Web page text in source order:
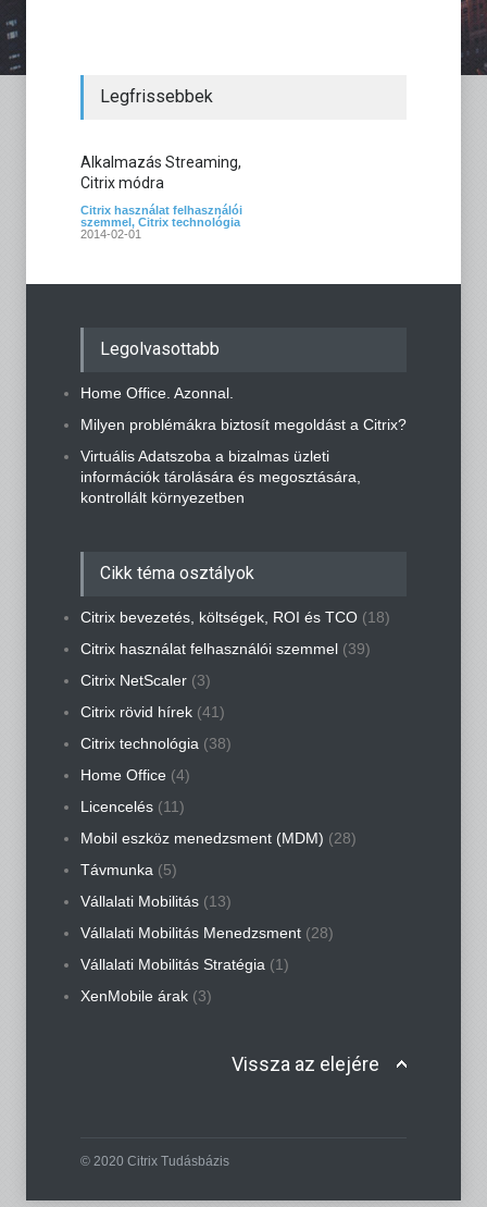
Legfrissebbek
Alkalmazás Streaming,
Citrix módra
Citrix használat felhasználói
szemmel, Citrix technológia
2014-02-01
Legolvasottabb
Home Office. Azonnal.
Milyen problémákra biztosít megoldást a Citrix?
Virtuális Adatszoba a bizalmas üzleti
információk tárolására és megosztására,
kontrollált környezetben
Cikk téma osztályok
Citrix bevezetés, költségek, ROI és TCO (18)
Citrix használat felhasználói szemmel (39)
Citrix NetScaler (3)
Citrix rövid hírek (41)
Citrix technológia (38)
Home Office (4)
Licencelés (11)
Mobil eszköz menedzsment (MDM) (28)
Távmunka (5)
Vállalati Mobilitás (13)
Vállalati Mobilitás Menedzsment (28)
Vállalati Mobilitás Stratégia (1)
XenMobile árak (3)
Vissza az elejére
© 2020 Citrix Tudásbázis